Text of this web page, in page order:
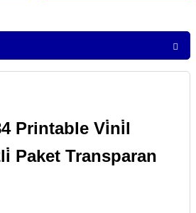
Printable Vi̇ni̇l
Paket Transparan